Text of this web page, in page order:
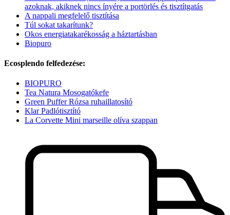
azoknak, akiknek nincs ínyére a portörlés és tisztítgatás
A nappali megfelelő tisztítása
Túl sokat takarítunk?
Okos energiatakarékosság a háztartásban
Biopuro
Ecosplendo felfedezése:
BIOPURO
Tea Natura Mosogatókefe
Green Puffer Rózsa ruhaillatosító
Klar Padlótisztító
La Corvette Mini marseille olíva szappan